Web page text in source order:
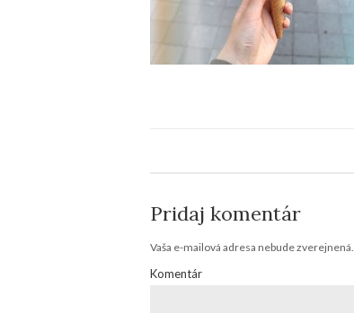
Pridaj komentár
Vaša e-mailová adresa nebude zverejnená.
Komentár